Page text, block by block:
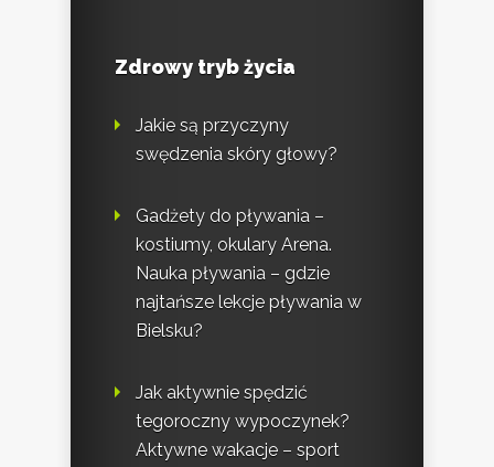
Zdrowy tryb życia
Jakie są przyczyny
swędzenia skóry głowy?
Gadżety do pływania –
kostiumy, okulary Arena.
Nauka pływania – gdzie
najtańsze lekcje pływania w
Bielsku?
Jak aktywnie spędzić
tegoroczny wypoczynek?
Aktywne wakacje – sport